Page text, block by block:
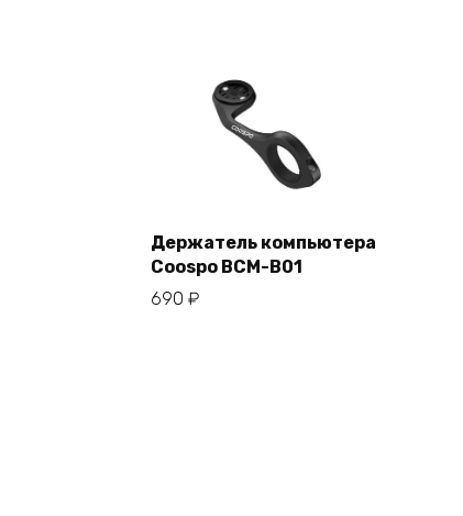
Держатель компьютера
Coospo BCM-B01
690 ₽